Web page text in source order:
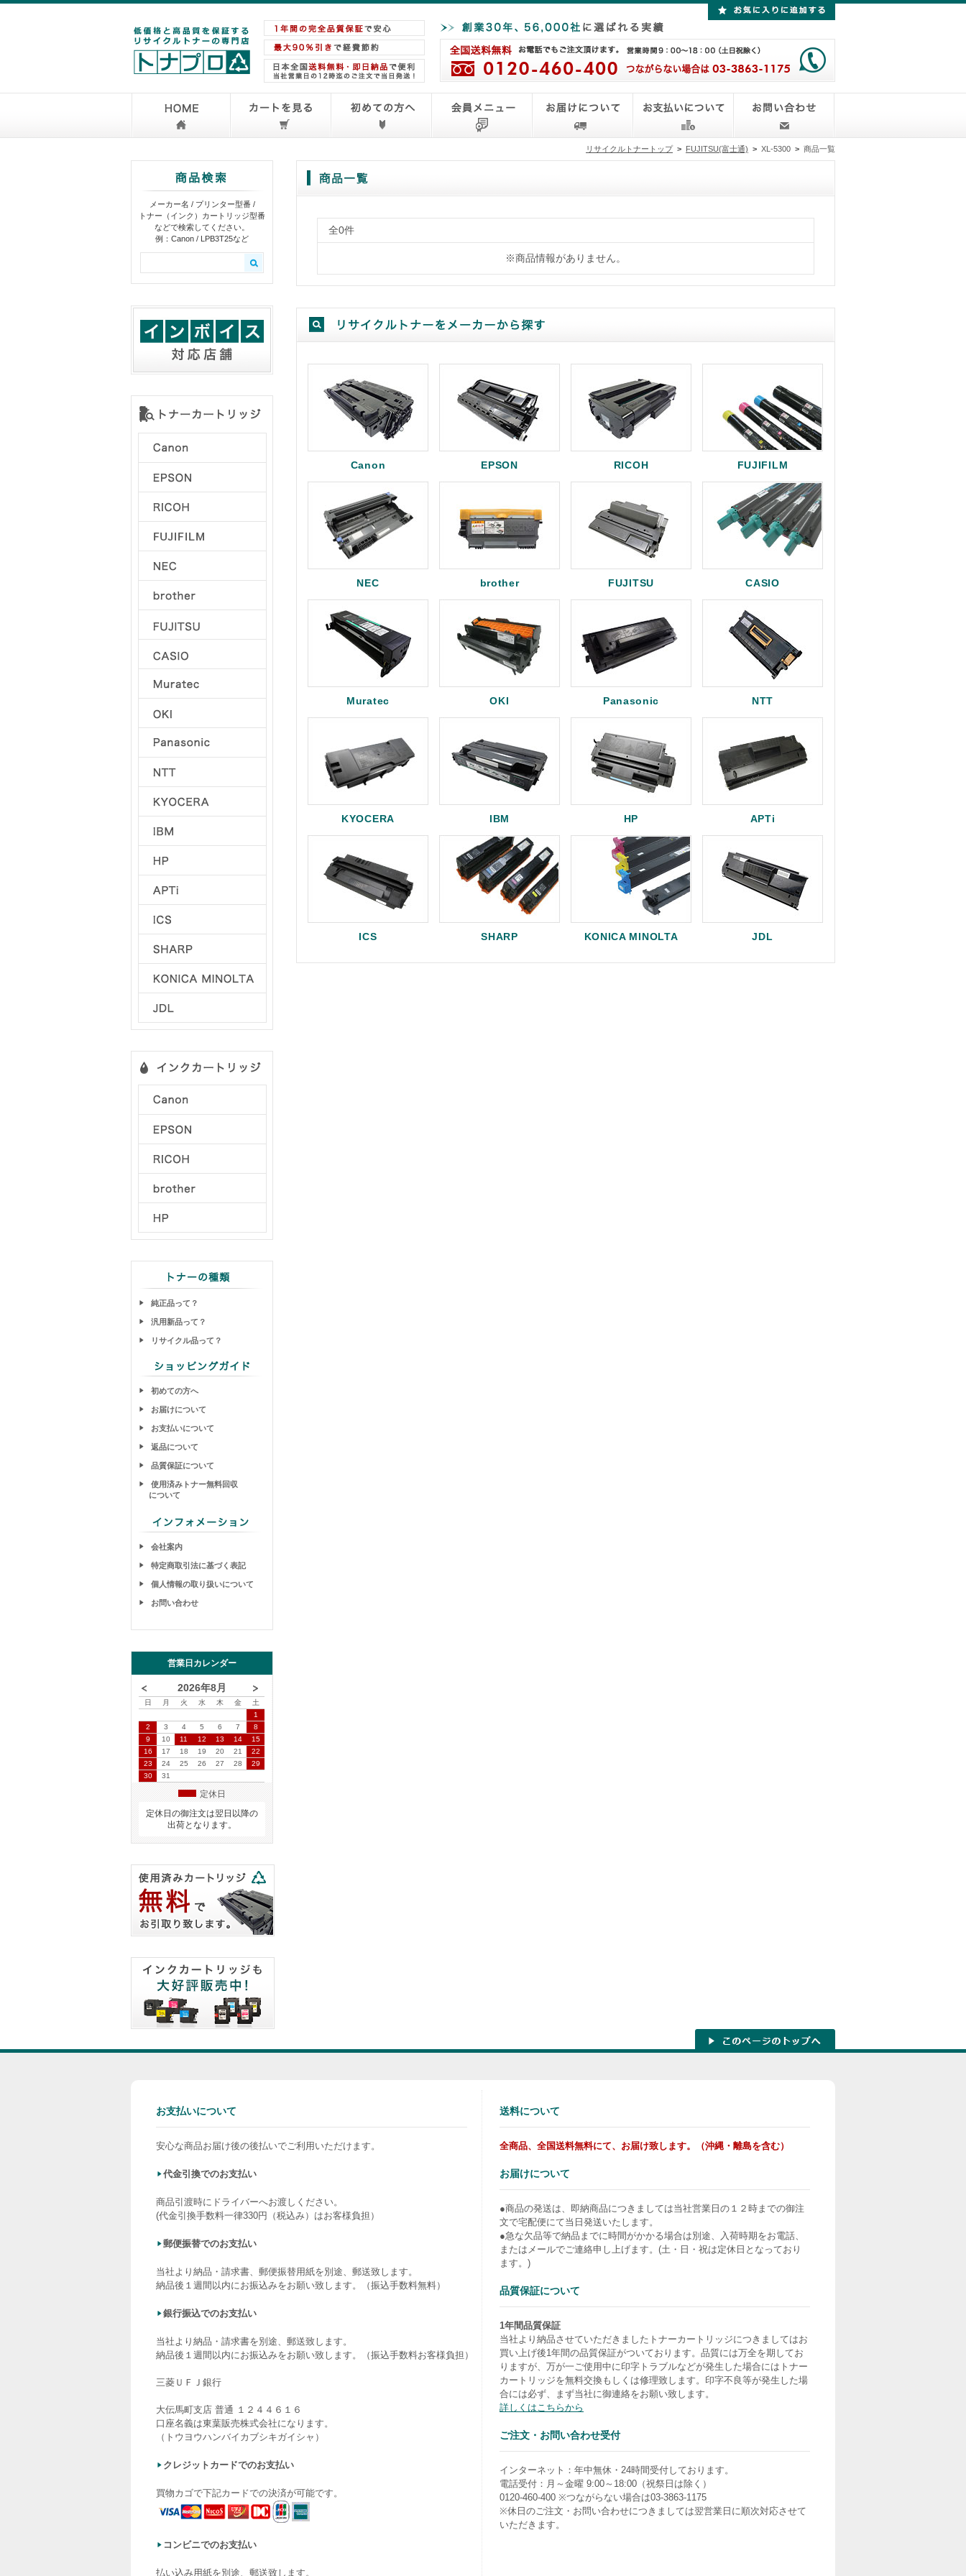
リサイクルトナートップ > FUJITSU(富士通) > XL-5300 > 商品一覧
メーカー名 / プリンター型番 /
トナー（インク）カートリッジ型番
などで検索してください。
例：Canon / LPB3T25など
純正品って？
汎用新品って？
リサイクル品って？
初めての方へ
お届けについて
お支払いについて
返品について
品質保証について
使用済みトナー無料回収
について
会社案内
特定商取引法に基づく表記
個人情報の取り扱いについて
お問い合わせ
営業日カレンダー
2026年8月
日 月 火 水 木 金
土
1
2
3 4 5 6 7
8
9
10 11 12 13 14
15
16
17 18 19 20 21
22
23
24 25 26 27 28
29
30
31
定休日
定休日の御注文は翌日以降の
出荷となります。
全0件
※商品情報がありません。
Canon EPSON RICOH FUJIFILM
NEC brother FUJITSU CASIO
Muratec OKI Panasonic NTT
KYOCERA IBM HP APTi
ICS SHARP KONICA MINOLTA JDL
お支払いについて
安心な商品お届け後の後払いでご利用いただけます。
代金引換でのお支払い
商品引渡時にドライバーへお渡しください。
(代金引換手数料一律330円（税込み）はお客様負担）
郵便振替でのお支払い
当社より納品・請求書、郵便振替用紙を別途、郵送致します。
納品後１週間以内にお振込みをお願い致します。（振込手数料無料）
銀行振込でのお支払い
当社より納品・請求書を別途、郵送致します。
納品後１週間以内にお振込みをお願い致します。（振込手数料お客様負担）
三菱ＵＦＪ銀行
大伝馬町支店 普通 １２４４６１６
口座名義は東葉販売株式会社になります。
（トウヨウハンバイカブシキガイシャ）
クレジットカードでのお支払い
買物カゴで下記カードでの決済が可能です。
コンビニでのお支払い
払い込み用紙を別途、郵送致します。
送料について
全商品、全国送料無料にて、お届け致します。（沖縄・離島を含む）
お届けについて
●商品の発送は、即納商品につきましては当社営業日の１２時までの御注
文で宅配便にて当日発送いたします。
●急な欠品等で納品までに時間がかかる場合は別途、入荷時期をお電話、
またはメールでご連絡申し上げます。(土・日・祝は定休日となっており
ます。)
品質保証について
1年間品質保証
当社より納品させていただきましたトナーカートリッジにつきましてはお
買い上げ後1年間の品質保証がついております。品質には万全を期してお
りますが、万が一ご使用中に印字トラブルなどが発生した場合にはトナー
カートリッジを無料交換もしくは修理致します。印字不良等が発生した場
合には必ず、まず当社に御連絡をお願い致します。
詳しくはこちらから
ご注文・お問い合わせ受付
インターネット：年中無休・24時間受付しております。
電話受付：月～金曜 9:00～18:00（祝祭日は除く）
0120-460-400 ※つながらない場合は03-3863-1175
※休日のご注文・お問い合わせにつきましては翌営業日に順次対応させて
いただきます。